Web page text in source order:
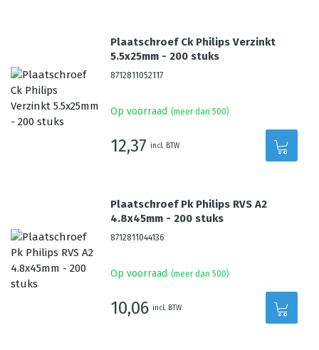
Plaatschroef Ck Philips Verzinkt
5.5x25mm - 200 stuks
8712811052117
Op voorraad (meer dan 500)
12,37 incl. BTW
Plaatschroef Pk Philips RVS A2
4.8x45mm - 200 stuks
8712811044136
Op voorraad (meer dan 500)
10,06 incl. BTW